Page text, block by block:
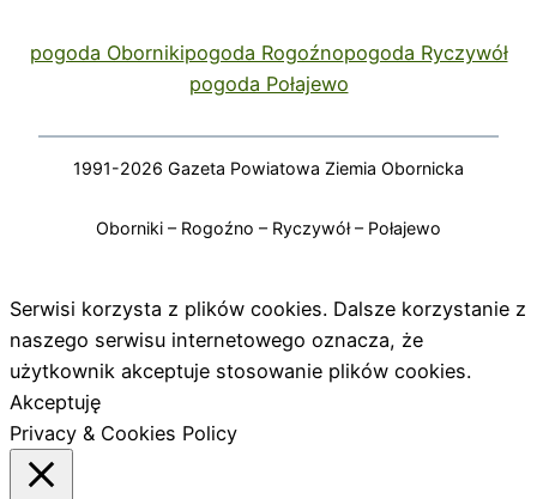
pogoda Obornikipogoda Rogoźnopogoda Ryczywół
pogoda Połajewo
1991-2026 Gazeta Powiatowa Ziemia Obornicka
Oborniki – Rogoźno – Ryczywół – Połajewo
Serwisi korzysta z plików cookies. Dalsze korzystanie z
naszego serwisu internetowego oznacza, że
użytkownik akceptuje stosowanie plików cookies.
Akceptuję
Privacy & Cookies Policy